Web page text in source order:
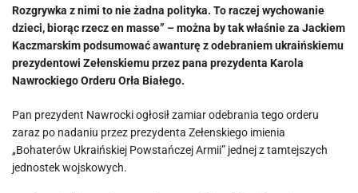
Rozgrywka z nimi to nie żadna polityka. To raczej wychowanie
dzieci, biorąc rzecz en masse” – można by tak właśnie za Jackiem
Kaczmarskim podsumować awanturę z odebraniem ukraińskiemu
prezydentowi Zełenskiemu przez pana prezydenta Karola
Nawrockiego Orderu Orła Białego.
Pan prezydent Nawrocki ogłosił zamiar odebrania tego orderu
zaraz po nadaniu przez prezydenta Zełenskiego imienia
„Bohaterów Ukraińskiej Powstańczej Armii” jednej z tamtejszych
jednostek wojskowych.